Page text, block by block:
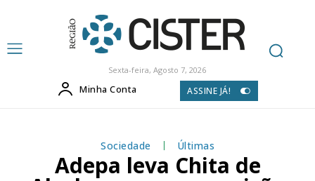
Sexta-feira, Agosto 7, 2026
Minha Conta ASSINE JÁ!
Sociedade Últimas
Adepa leva Chita de